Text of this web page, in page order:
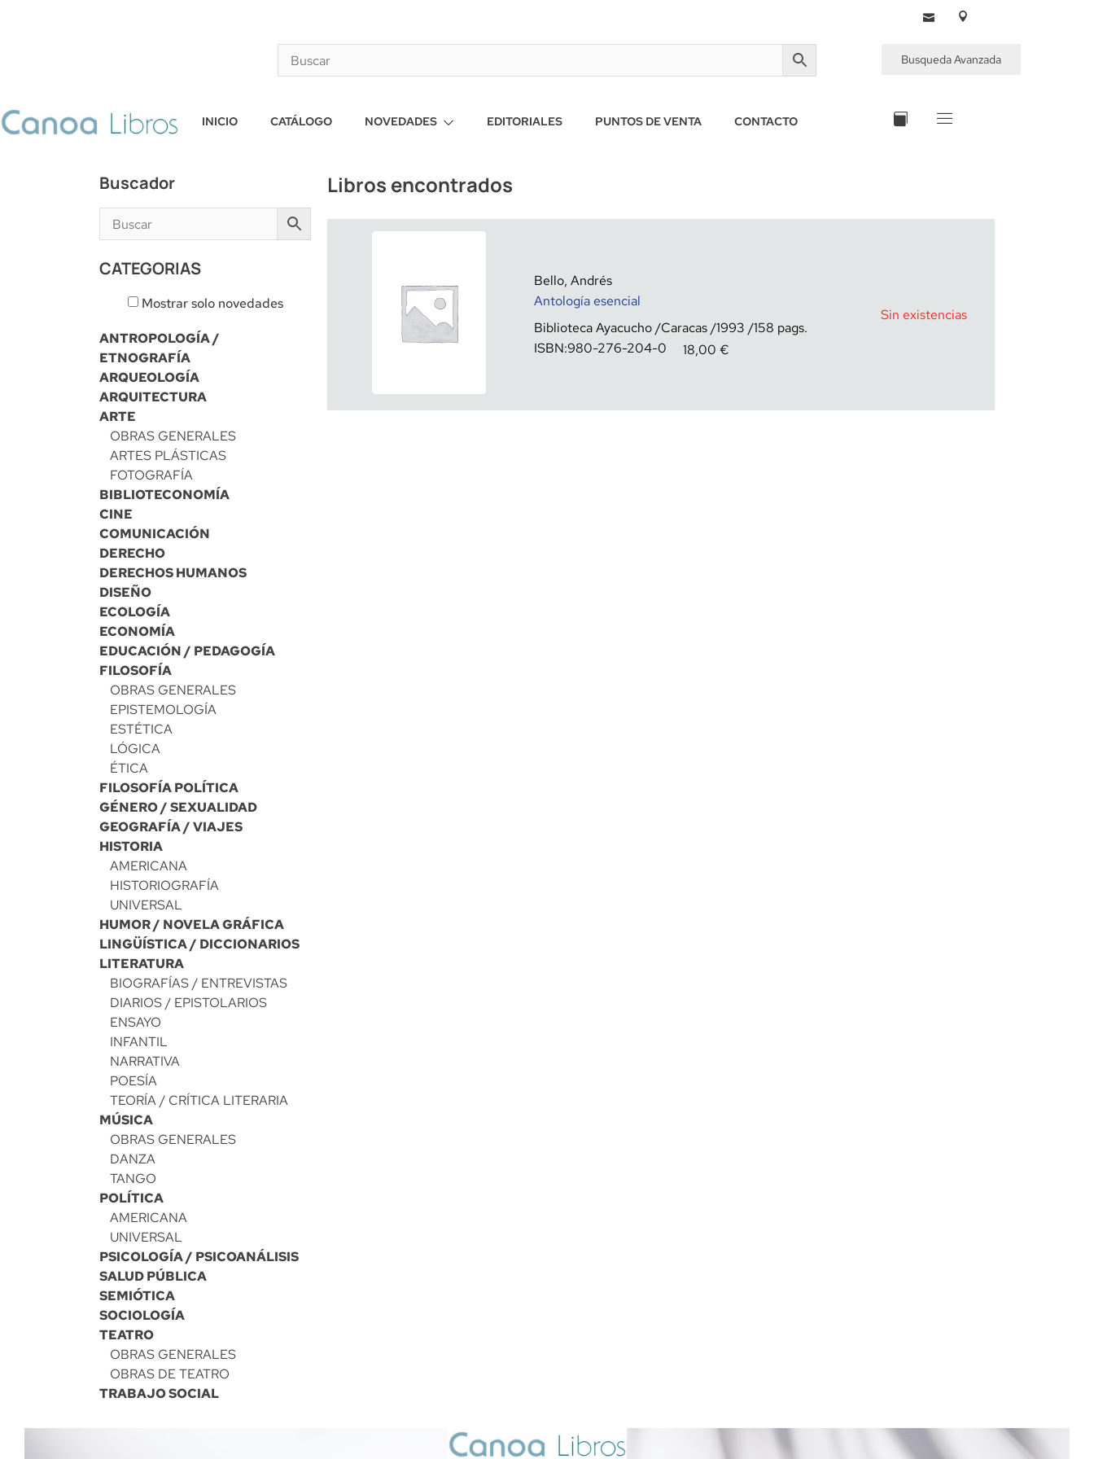
Busqueda Avanzada
INICIO CATÁLOGO NOVEDADES EDITORIALES PUNTOS DE VENTA CONTACTO
Buscador
CATEGORIAS
Mostrar solo novedades
ANTROPOLOGÍA /
ETNOGRAFÍA
ARQUEOLOGÍA
ARQUITECTURA
ARTE
OBRAS GENERALES
ARTES PLÁSTICAS
FOTOGRAFÍA
BIBLIOTECONOMÍA
CINE
COMUNICACIÓN
DERECHO
DERECHOS HUMANOS
DISEÑO
ECOLOGÍA
ECONOMÍA
EDUCACIÓN / PEDAGOGÍA
FILOSOFÍA
OBRAS GENERALES
EPISTEMOLOGÍA
ESTÉTICA
LÓGICA
ÉTICA
FILOSOFÍA POLÍTICA
GÉNERO / SEXUALIDAD
GEOGRAFÍA / VIAJES
HISTORIA
AMERICANA
HISTORIOGRAFÍA
UNIVERSAL
HUMOR / NOVELA GRÁFICA
LINGÜÍSTICA / DICCIONARIOS
LITERATURA
BIOGRAFÍAS / ENTREVISTAS
DIARIOS / EPISTOLARIOS
ENSAYO
INFANTIL
NARRATIVA
POESÍA
TEORÍA / CRÍTICA LITERARIA
MÚSICA
OBRAS GENERALES
DANZA
TANGO
POLÍTICA
AMERICANA
UNIVERSAL
PSICOLOGÍA / PSICOANÁLISIS
SALUD PÚBLICA
SEMIÓTICA
SOCIOLOGÍA
TEATRO
OBRAS GENERALES
OBRAS DE TEATRO
TRABAJO SOCIAL
Libros encontrados
Bello, Andrés
Antología esencial
Biblioteca Ayacucho Caracas 1993 158
ISBN:980-276-204-0 18,00 €
Sin existencias